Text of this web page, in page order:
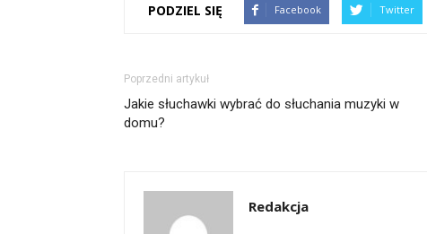
PODZIEL SIĘ Facebook Twitter
Poprzedni artykuł
Jakie słuchawki wybrać do słuchania muzyki w
domu?
Redakcja